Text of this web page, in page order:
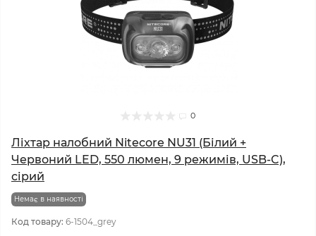
0
Ліхтар налобний Nitecore NU31 (Білий +
Червоний LED, 550 люмен, 9 режимів, USB-C),
сірий
Немає в наявності
Код товару: 6-1504_grey